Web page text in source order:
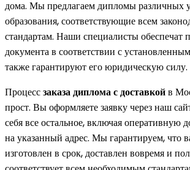
дома. Мы предлагаем дипломы различных
образования, соответствующие всем
стандартам. Наши специалисты обеспечат
документа в соответствии с
также гарантируют его юридическую силу.
Процессзаказа диплома с доставкойв
прост. Вы оформляете заявку через наш
себя все остальное, включая оперативную
на указанный адрес. Мы гарантируем, что
изготовлен в срок, доставлен вовремя и